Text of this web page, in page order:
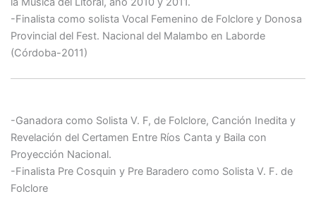
-Finalista como solista Vocal Femenino de Folclore y Donosa
Provincial del Fest. Nacional del Malambo en Laborde
(Córdoba-2011)
-Ganadora como Solista V. F, de Folclore, Canción Inedita y
Revelación del Certamen Entre Ríos Canta y Baila con
Proyección Nacional.
-Finalista Pre Cosquin y Pre Baradero como Solista V. F. de
Folclore